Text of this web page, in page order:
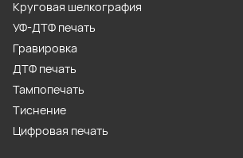
Круговая шелкография
УФ-ДТФ печать
Гравировка
ДТФ печать
Тампопечать
Тиснение
Цифровая печать